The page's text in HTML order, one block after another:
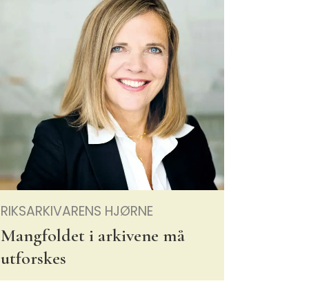
RIKSARKIVARENS HJØRNE
Mangfoldet i arkivene må
utforskes